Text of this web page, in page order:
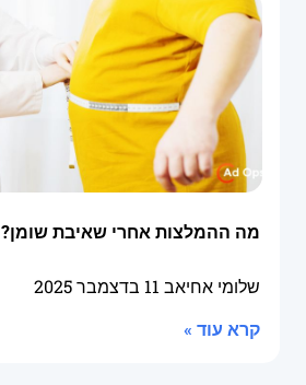
מה ההמלצות אחרי שאיבת שומן?
שלומי אחיאב 11 בדצמבר 2025
קרא עוד »